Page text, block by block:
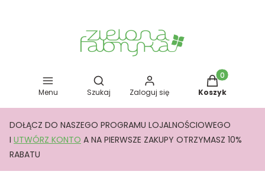
Menu
Otwórz wyszukiwarkę
Szukaj Zaloguj się
Produkty w
Koszyk
DOŁĄCZ DO NASZEGO PROGRAMU LOJALNOŚCIOWEGO
I UTWÓRZ KONTO A NA PIERWSZE ZAKUPY OTRZYMASZ 10%
RABATU